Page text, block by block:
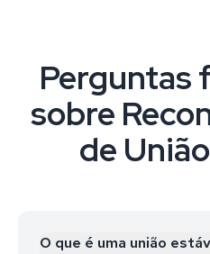
Perguntas
sobre
de
O que é uma união